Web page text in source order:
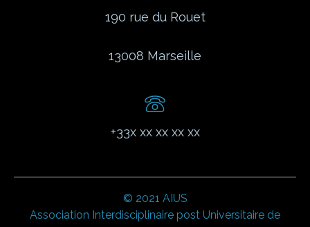
190 rue du Rouet
13008 Marseille
+33x xx xx xx xx
© 2021 AIUS
Association Interdisciplinaire post Universitaire de